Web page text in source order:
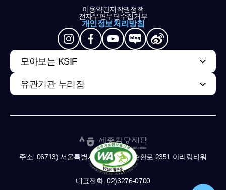
이용약관저작권정책
전자우편무단수집거부
개인정보처리방침
모아보는 KSIF
유관기관 누리집
주소: 06713) 서울특별시 서초구 남부순환로 2351 아리랑타워
11,13층
대표전화: 02)3276-0700